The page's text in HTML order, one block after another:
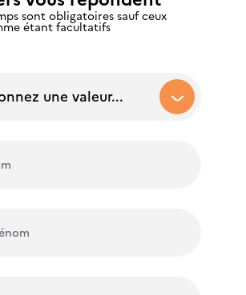
sont obligatoires sauf ceux
étant facultatifs
une valeur...